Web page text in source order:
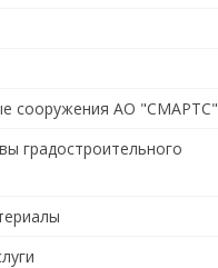
сооружения АО "СМАРТС"
градостроительного